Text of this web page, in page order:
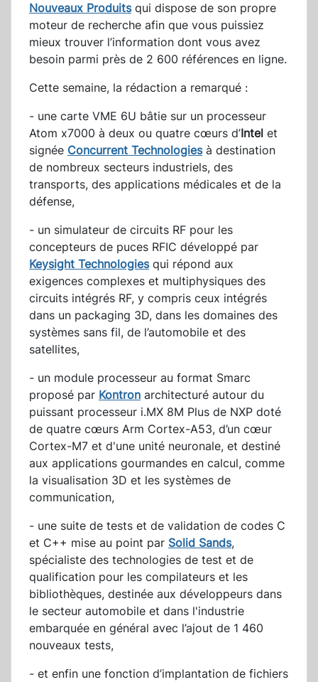
Nouveaux Produitsqui dispose de son propre
moteur de recherche afin que vous puissiez
mieux trouver l’information dont vous avez
besoin parmi près de 2 600 références en ligne.
Cette semaine, la rédaction a remarqué :
- une carte VME 6U bâtie sur un processeur
Atom x7000 à deux ou quatre cœurs d’Intel et
signée Concurrent Technologiesà destination
de nombreux secteurs industriels, des
transports, des applications médicales et de la
défense,
- un simulateur de circuits RF pour les
concepteurs de puces RFIC développé par
Keysight Technologiesqui répond aux
exigences complexes et multiphysiques des
circuits intégrés RF, y compris ceux intégrés
dans un packaging 3D, dans les domaines des
systèmes sans fil, de l’automobile et des
satellites,
- un module processeur au format Smarc
proposé par Kontron architecturé autour du
puissant processeur i.MX 8M Plus de NXP doté
de quatre cœurs Arm Cortex-A53, d’un cœur
Cortex-M7 et d'une unité neuronale, et destiné
aux applications gourmandes en calcul, comme
la visualisation 3D et les systèmes de
communication,
- une suite de tests et de validation de codes C
et C++ mise au point par Solid Sands,
spécialiste des technologies de test et de
qualification pour les compilateurs et les
bibliothèques, destinée aux développeurs dans
le secteur automobile et dans l'industrie
embarquée en général avec l’ajout de 1 460
nouveaux tests,
- et enfin une fonction d’implantation de fichiers